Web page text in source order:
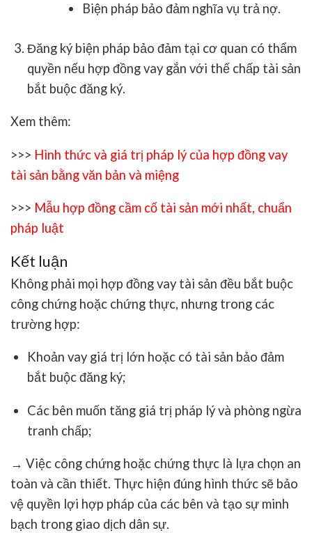
Biện pháp bảo đảm nghĩa vụ trả nợ.
Đăng ký biện pháp bảo đảmtại cơ quan có thẩm
quyền nếu hợp đồng vay gắn với thế chấp tài sản
bắt buộc đăng ký.
Xem thêm:
>>> Hình thức và giá trị pháp lý của hợp đồng vay
tài sản bằng văn bản và miệng
>>> Mẫu hợp đồng cầm cố tài sản mới nhất, chuẩn
pháp luật
Kết luận
Không phải mọi hợp đồng vay tài sản đều bắt buộc
công chứng hoặc chứng thực, nhưng trong các
trường hợp:
Khoản vay giá trị lớn hoặc có tài sản bảo đảm
bắt buộc đăng ký;
Các bên muốn tăng giá trị pháp lý và phòng ngừa
tranh chấp;
→ Việc công chứng hoặc chứng thực là lựa chọn an
toàn và cần thiết. Thực hiện đúng hình thức sẽ bảo
vệ quyền lợi hợp pháp của các bên và tạo sự minh
bạch trong giao dịch dân sự.